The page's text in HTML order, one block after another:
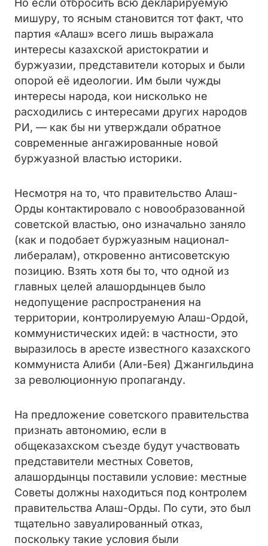
Но если отбросить всю декларируемую
мишуру, то ясным становится тот факт, что
партия «Алаш» всего лишь выражала
интересы казахской аристократии и
буржуазии, представители которых и были
опорой её идеологии. Им были чужды
интересы народа, кои нисколько не
расходились с интересами других народов
РИ, — как бы ни утверждали обратное
современные ангажированные новой
буржуазной властью историки.
Несмотря на то, что правительство Алаш-
Орды контактировало с новообразованной
советской властью, оно изначально заняло
(как и подобает буржуазным национал-
либералам), откровенно антисоветскую
позицию. Взять хотя бы то, что одной из
главных целей алашордынцев было
недопущение распространения на
территории, контролируемую Алаш-Ордой,
коммунистических идей: в частности, это
выразилось в аресте известного казахского
коммуниста Алиби (Али-Бея) Джангильдина
за революционную пропаганду.
На предложение советского правительства
признать автономию, если в
общеказахском съезде будут участвовать
представители местных Советов,
алашордынцы поставили условие: местные
Советы должны находиться под контролем
правительства Алаш-Орды. По сути, это был
тщательно завуалированный отказ,
поскольку такие условия были